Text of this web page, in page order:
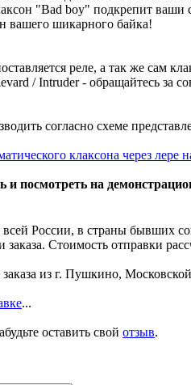
"Bad boy" подкрепит
вашего шикарного байка!
реле, а так же сам
/ Intruder - обращайтесь за
согласно схеме
и посмотреть на
всей России, в страны
Стоимость отправки
из г. Пушкино,
...
оставить свой отзыв.